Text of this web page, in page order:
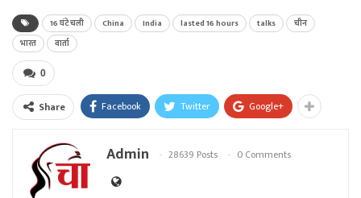
16 घंटे चली China India lasted 16 hours talks
चीन
भारत
वार्ता
0
Share Facebook Twitter Google+
Admin 28639 Posts 0 Comments